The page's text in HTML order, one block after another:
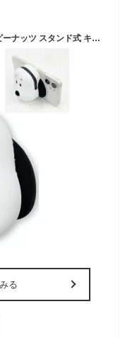
スヌーピー シリコンポーチ MagSafe 対応 ピーナッツ スタンド式 キャラクター グッズ かわいい 可愛い オシャレ ミニポーチ イヤホン ケーブル 小物入れ ケース SNGG-189A
る